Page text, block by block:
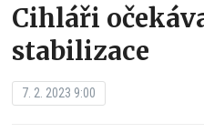
Cihláři
stabilizace
7. 2. 2023 9:00